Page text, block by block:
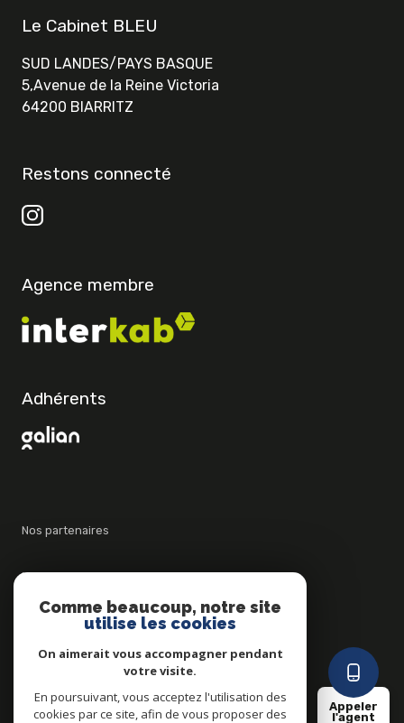
Appeler
l'agent
Le Cabinet BLEU
SUD LANDES/PAYS BASQUE
5,Avenue de la Reine Victoria
64200 BIARRITZ
Restons connecté
Agence membre
Adhérents
Nos partenaires
Mentions légales
Cookies
Comme beaucoup, notre site
utilise les cookies
On aimerait vous accompagner pendant
votre visite.
En poursuivant, vous acceptez l'utilisation des
cookies par ce site, afin de vous proposer des